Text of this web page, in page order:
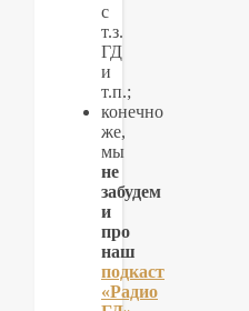
с
т.з.
ГД
и
т.п.;
конечно
же,
мы
не
забудем
и
про
наш
подкаст
«Радио